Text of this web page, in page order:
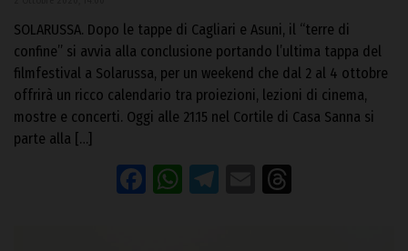
SOLARUSSA. Dopo le tappe di Cagliari e Asuni, il “terre di
confine” si avvia alla conclusione portando l’ultima tappa del
filmfestival a Solarussa, per un weekend che dal 2 al 4 ottobre
offrirà un ricco calendario tra proiezioni, lezioni di cinema,
mostre e concerti. Oggi alle 21.15 nel Cortile di Casa Sanna si
parte alla […]
Facebook
WhatsApp
Telegram
Email